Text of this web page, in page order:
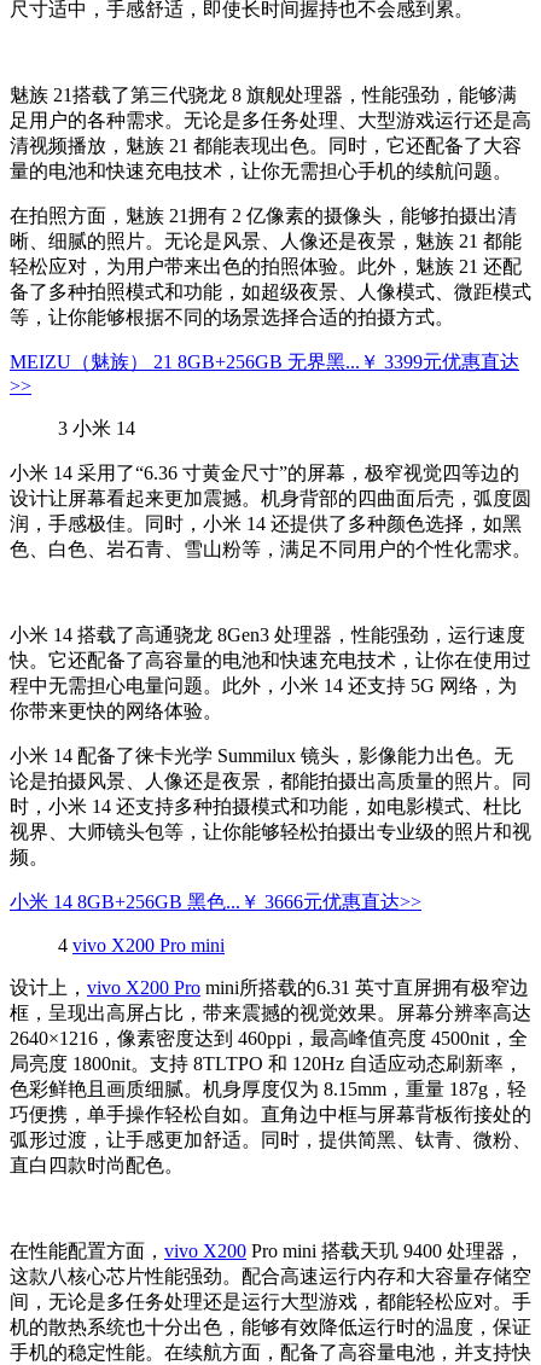
尺寸适中，手感舒适，即使长时间握持也不会感到累。
魅族 21搭载了第三代骁龙 8 旗舰处理器，性能强劲，能够满
足用户的各种需求。无论是多任务处理、大型游戏运行还是高
清视频播放，魅族 21 都能表现出色。同时，它还配备了大容
量的电池和快速充电技术，让你无需担心手机的续航问题。
在拍照方面，魅族 21拥有 2 亿像素的摄像头，能够拍摄出清
晰、细腻的照片。无论是风景、人像还是夜景，魅族 21 都能
轻松应对，为用户带来出色的拍照体验。此外，魅族 21 还配
备了多种拍照模式和功能，如超级夜景、人像模式、微距模式
等，让你能够根据不同的场景选择合适的拍摄方式。
MEIZU（魅族） 21 8GB+256GB 无界黑... ￥ 3399元优惠直达
>>
3 小米 14
小米 14 采用了“6.36 寸黄金尺寸”的屏幕，极窄视觉四等边的
设计让屏幕看起来更加震撼。机身背部的四曲面后壳，弧度圆
润，手感极佳。同时，小米 14 还提供了多种颜色选择，如黑
色、白色、岩石青、雪山粉等，满足不同用户的个性化需求。
小米 14 搭载了高通骁龙 8Gen3 处理器，性能强劲，运行速度
快。它还配备了高容量的电池和快速充电技术，让你在使用过
程中无需担心电量问题。此外，小米 14 还支持 5G 网络，为
你带来更快的网络体验。
小米 14 配备了徕卡光学 Summilux 镜头，影像能力出色。无
论是拍摄风景、人像还是夜景，都能拍摄出高质量的照片。同
时，小米 14 还支持多种拍摄模式和功能，如电影模式、杜比
视界、大师镜头包等，让你能够轻松拍摄出专业级的照片和视
频。
小米 14 8GB+256GB 黑色... ￥ 3666元优惠直达>>
4 vivo X200 Pro mini
设计上， vivo X200 Pro mini所搭载的6.31 英寸直屏拥有极窄边
框，呈现出高屏占比，带来震撼的视觉效果。屏幕分辨率高达
2640×1216，像素密度达到 460ppi，最高峰值亮度 4500nit，全
局亮度 1800nit。支持 8TLTPO 和 120Hz 自适应动态刷新率，
色彩鲜艳且画质细腻。机身厚度仅为 8.15mm，重量 187g，轻
巧便携，单手操作轻松自如。直角边中框与屏幕背板衔接处的
弧形过渡，让手感更加舒适。同时，提供简黑、钛青、微粉、
直白四款时尚配色。
在性能配置方面， vivo X200 Pro mini 搭载天玑 9400 处理器，
这款八核心芯片性能强劲。配合高速运行内存和大容量存储空
间，无论是多任务处理还是运行大型游戏，都能轻松应对。手
机的散热系统也十分出色，能够有效降低运行时的温度，保证
手机的稳定性能。在续航方面，配备了高容量电池，并支持快